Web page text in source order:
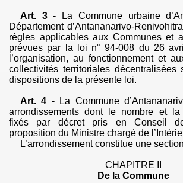
Art. 3- La Commune urbaine
Département d’Antananarivo-Renivohitra
règles applicables aux Communes et
prévues par la loi n° 94-008 du 26
l’organisation, au fonctionnement et
collectivités territoriales décentralisées
dispositions de la présente loi.
Art. 4 - La Commune
arrondissements dont le nombre et la
fixés par décret pris en Conseil
proposition du Ministre chargé de
L’arrondissement constitue une
CHAPITRE II
De la Commune